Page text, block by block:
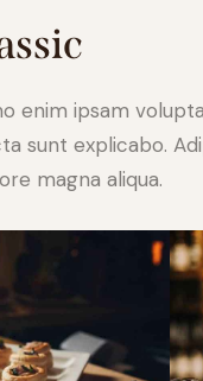
enim ipsam
sunt explicabo.
magna aliqua.